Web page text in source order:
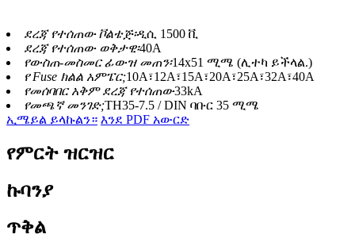
ደረጃ የተሰጠው ቮልቴጅ፡ዲሲ 1500 ቪ
ደረጃ የተሰጠው ወቅታዊ፡40A
የውስጠ-መስመር ፊውዝ መጠን፡14x51 ሚሜ (ሊተካ ይችላል.)
የ Fuse ክልል አምፔር;10A፣12A፣15A፣20A፣25A፣32A፣40A
የመሰባበር አቅም ደረጃ የተሰጠው33kA
የመጫኛ መንገድ;TH35-7.5 / DIN ባቡር 35 ሚሜ
ኢሜይል ይላኩልን። እንደ PDF አውርድ
የምርት ዝርዝር
ኩባንያ
ጥቅል